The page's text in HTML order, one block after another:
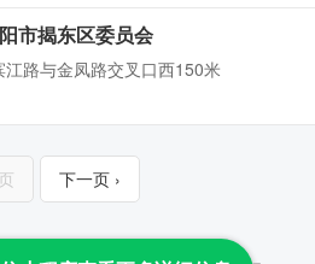
市揭东区委员会
路与金凤路交叉口西150米
下一页 ›
云查 All Rights Reserved